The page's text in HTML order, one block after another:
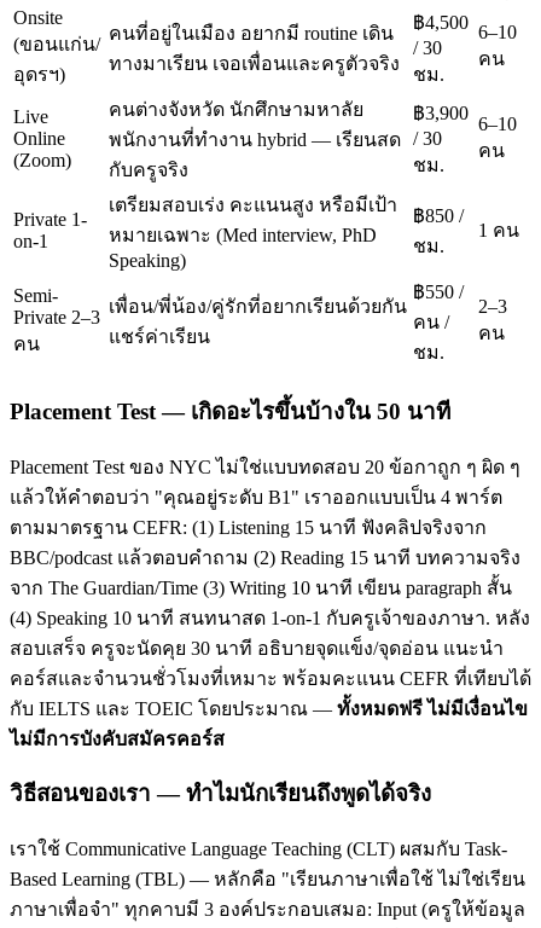
Onsite
(ขอนแก่น/
อุดรฯ)
คนที่อยู่ในเมือง อยากมี routine เดิน
ทางมาเรียน เจอเพื่อนและครูตัวจริง
฿4,500
/ 30
ชม.
6–10
คน
Live
Online
(Zoom)
คนต่างจังหวัด นักศึกษามหาลัย
พนักงานที่ทำงาน hybrid — เรียนสด
กับครูจริง
฿3,900
/ 30
ชม.
6–10
คน
Private 1-
on-1
เตรียมสอบเร่ง คะแนนสูง หรือมีเป้า
หมายเฉพาะ (Med interview, PhD
Speaking)
฿850 /
ชม.
1 คน
Semi-
Private 2–3
คน
เพื่อน/พี่น้อง/คู่รักที่อยากเรียนด้วยกัน
แชร์ค่าเรียน
฿550 /
คน /
ชม.
2–3
คน
Placement Test — เกิดอะไรขึ้นบ้างใน 50 นาที
Placement Test ของ NYC ไม่ใช่แบบทดสอบ 20 ข้อกาถูก ๆ ผิด ๆ
แล้วให้คำตอบว่า "คุณอยู่ระดับ B1" เราออกแบบเป็น 4 พาร์ต
ตามมาตรฐาน CEFR: (1) Listening 15 นาที ฟังคลิปจริงจาก
BBC/podcast แล้วตอบคำถาม (2) Reading 15 นาที บทความจริง
จาก The Guardian/Time (3) Writing 10 นาที เขียน paragraph สั้น
(4) Speaking 10 นาที สนทนาสด 1-on-1 กับครูเจ้าของภาษา. หลัง
สอบเสร็จ ครูจะนัดคุย 30 นาที อธิบายจุดแข็ง/จุดอ่อน แนะนำ
คอร์สและจำนวนชั่วโมงที่เหมาะ พร้อมคะแนน CEFR ที่เทียบได้
กับ IELTS และ TOEIC โดยประมาณ — ทั้งหมดฟรี ไม่มีเงื่อนไข
ไม่มีการบังคับสมัครคอร์ส
วิธีสอนของเรา — ทำไมนักเรียนถึงพูดได้จริง
เราใช้ Communicative Language Teaching (CLT) ผสมกับ Task-
Based Learning (TBL) — หลักคือ "เรียนภาษาเพื่อใช้ ไม่ใช่เรียน
ภาษาเพื่อจำ" ทุกคาบมี 3 องค์ประกอบเสมอ: Input (ครูให้ข้อมูล